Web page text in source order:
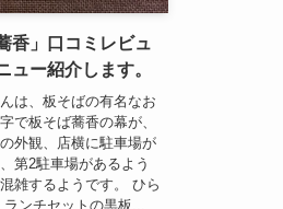
香」口コミレビュ
ュー紹介します。
は、板そばの有名なお
で板そば蕎香の幕が、
外観、店横に駐車場が
第2駐車場があるよう
雑するようです。 ひら
ンチセットの黒板...